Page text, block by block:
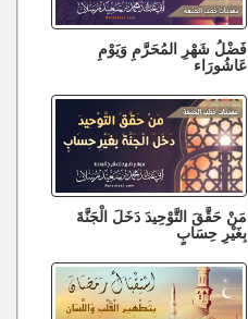
فَضْلُ شَهْرِ المُحَرَّمِ وَيَوْمِ
عَاشُورَاء
مَنْ حَقَّقَ التَّوْحِيدَ دَخَلَ الْجَنَّةَ
بِغَيْرِ حِسَابٍ